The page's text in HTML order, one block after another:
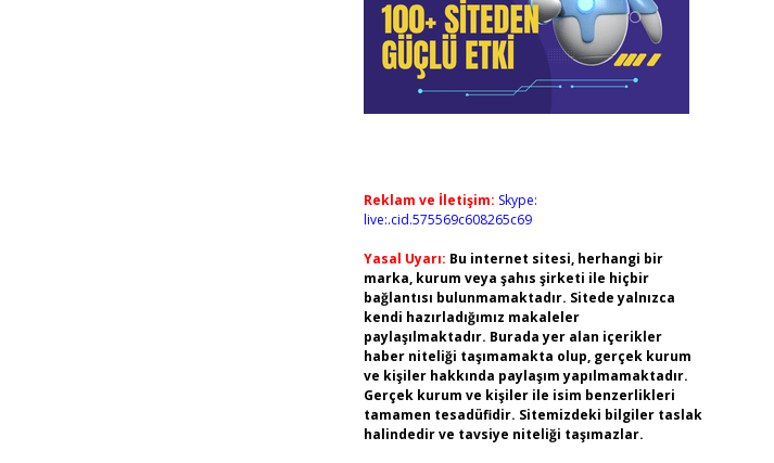
Reklam ve İletişim: Skype:
live:.cid.575569c608265c69
Yasal Uyarı: Bu internet sitesi, herhangi bir
marka, kurum veya şahıs şirketi ile hiçbir
bağlantısı bulunmamaktadır. Sitede yalnızca
kendi hazırladığımız makaleler
paylaşılmaktadır. Burada yer alan içerikler
haber niteliği taşımamakta olup, gerçek kurum
ve kişiler hakkında paylaşım yapılmamaktadır.
Gerçek kurum ve kişiler ile isim benzerlikleri
tamamen tesadüfidir. Sitemizdeki bilgiler taslak
halindedir ve tavsiye niteliği taşımazlar.